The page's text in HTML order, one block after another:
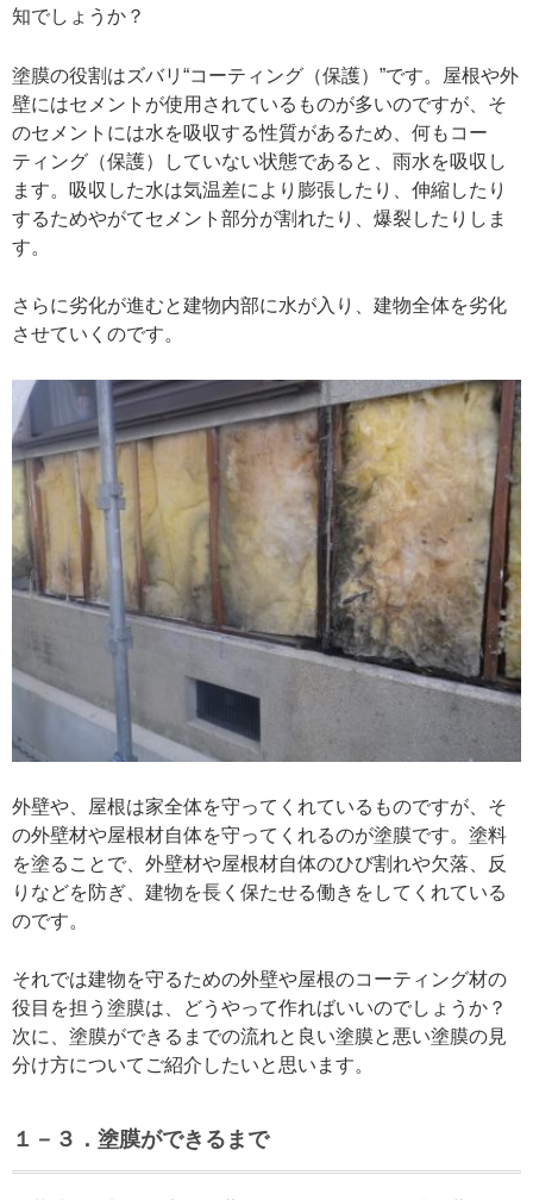
知でしょうか？
塗膜の役割はズバリ“コーティング（保護）”です。屋根や外
壁にはセメントが使用されているものが多いのですが、そ
のセメントには水を吸収する性質があるため、何もコー
ティング（保護）していない状態であると、雨水を吸収し
ます。吸収した水は気温差により膨張したり、伸縮したり
するためやがてセメント部分が割れたり、爆裂したりしま
す。
さらに劣化が進むと建物内部に水が入り、建物全体を劣化
させていくのです。
外壁や、屋根は家全体を守ってくれているものですが、そ
の外壁材や屋根材自体を守ってくれるのが塗膜です。塗料
を塗ることで、外壁材や屋根材自体のひび割れや欠落、反
りなどを防ぎ、建物を長く保たせる働きをしてくれている
のです。
それでは建物を守るための外壁や屋根のコーティング材の
役目を担う塗膜は、どうやって作ればいいのでしょうか？
次に、塗膜ができるまでの流れと良い塗膜と悪い塗膜の見
分け方についてご紹介したいと思います。
１－３．塗膜ができるまで